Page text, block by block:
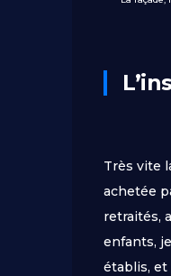
Très vite
achetée
retraités,
enfants,
établis, et